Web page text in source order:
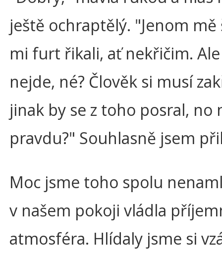
ještě ochraptělý. "Jenom mě
mi furt řikali, ať nekřičim.
nejde, né? Člověk si musí
jinak by se z toho posral, no
pravdu?" Souhlasně jsem
Moc jsme toho spolu
v našem pokoji vládla
atmosféra. Hlídaly jsme si